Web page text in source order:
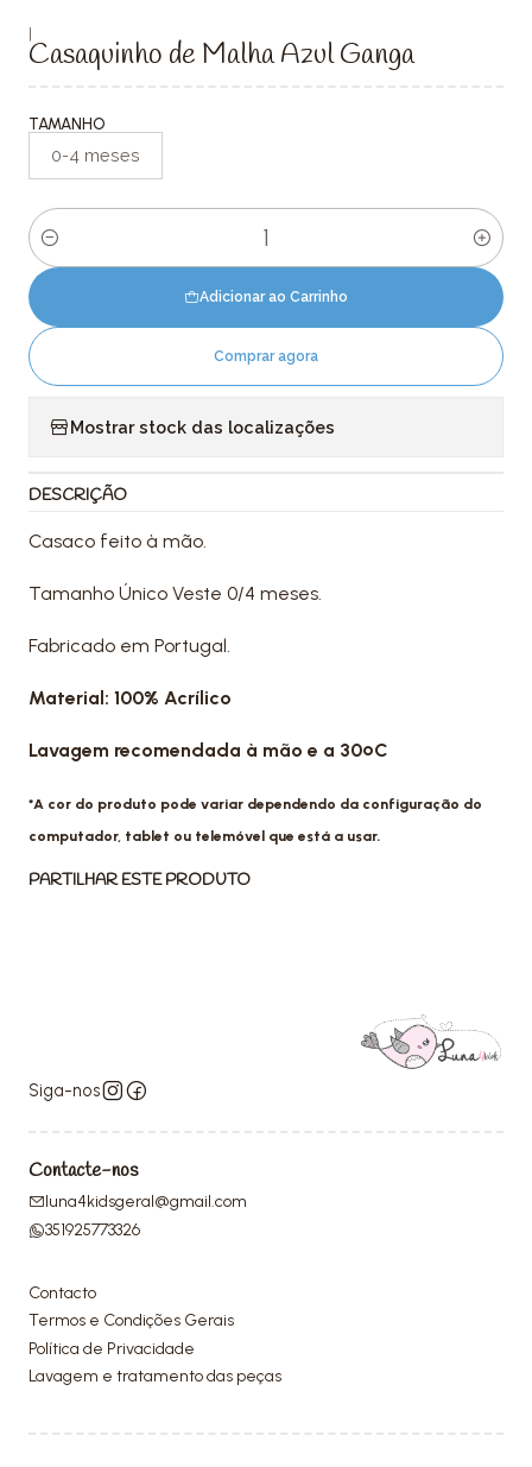
|
Casaquinho de Malha Azul Ganga
TAMANHO
0-4 meses
Quantidade
Adicionar ao Carrinho
Comprar agora
Mostrar stock das localizações
DESCRIÇÃO
Casaco feito à mão.
Tamanho Único Veste 0/4 meses.
Fabricado em Portugal.
Material: 100% Acrílico
Lavagem recomendada à mão e a 30ºC
*A cor do produto pode variar dependendo da configuração do
computador, tablet ou telemóvel que está a usar.
PARTILHAR ESTE PRODUTO
Siga-nos
Contacte-nos
luna4kidsgeral@gmail.com
351925773326
Contacto
Termos e Condições Gerais
Política de Privacidade
Lavagem e tratamento das peças